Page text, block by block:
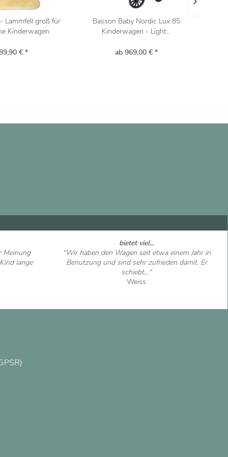
Lammfell groß für
Kinderwagen
€ *
Basson Baby Nordic Lux 85
Kinderwagen - Light...
ab 969,00 € *
Meinung
lange
bietet viel...
"Wir haben den Wagen seit etwa einem Jahr in
Benutzung und sind sehr zufrieden damit. Er
schiebt..."
Weiss